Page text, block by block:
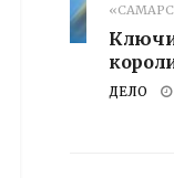
Ключи
ДЕЛО